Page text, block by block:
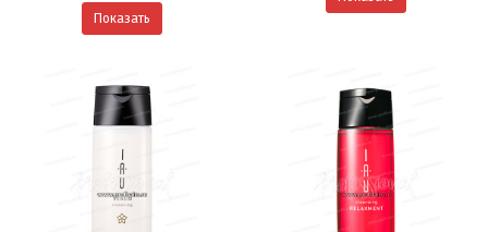
Показать